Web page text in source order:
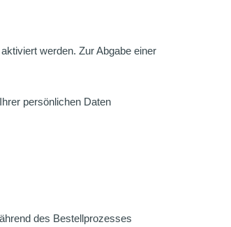
werden. Zur Abgabe einer
persönlichen Daten
des Bestellprozesses